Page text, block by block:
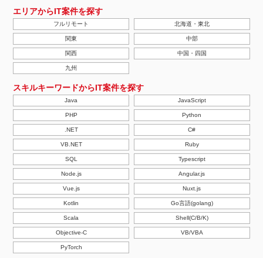
エリアからIT案件を探す
フルリモート 北海道・東北
関東 中部
関西 中国・四国
九州
スキルキーワードからIT案件を探す
Java JavaScript
PHP Python
.NET C#
VB.NET Ruby
SQL Typescript
Node.js Angular.js
Vue.js Nuxt.js
Kotlin Go言語(golang)
Scala Shell(C/B/K)
Objective-C VB/VBA
PyTorch